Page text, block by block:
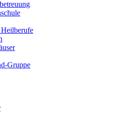
Gruppe